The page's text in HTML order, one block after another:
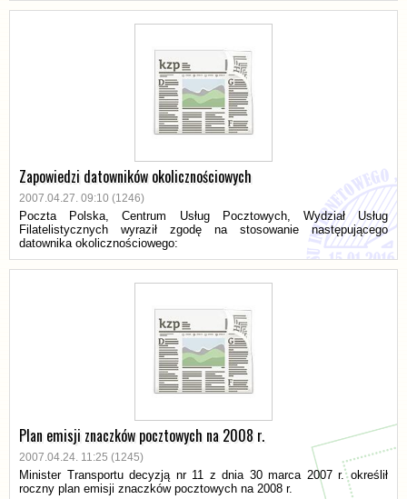
Zapowiedzi datowników okolicznościowych
2007.04.27. 09:10 (1246)
Poczta Polska, Centrum Usług Pocztowych, Wydział Usług
Filatelistycznych wyraził zgodę na stosowanie następującego
datownika okolicznościowego:
Plan emisji znaczków pocztowych na 2008 r.
2007.04.24. 11:25 (1245)
Minister Transportu decyzją nr 11 z dnia 30 marca 2007 r. określił
roczny plan emisji znaczków pocztowych na 2008 r.